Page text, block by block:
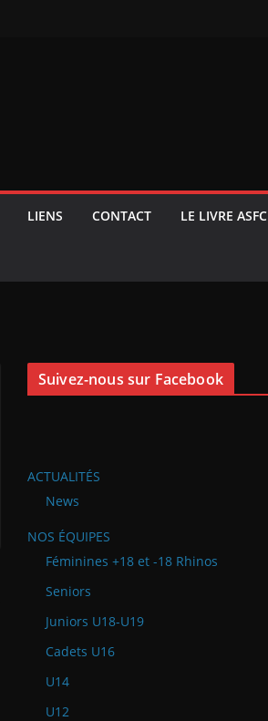
LIENS CONTACT LE LIVRE ASFC
Suivez-nous sur Facebook
ACTUALITÉS
News
NOS ÉQUIPES
Féminines +18 et -18 Rhinos
Seniors
Juniors U18-U19
Cadets U16
U14
U12